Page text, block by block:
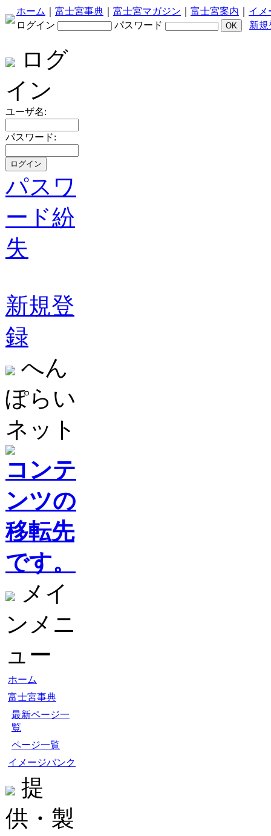
ホーム 富士宮事典 富士宮マガジン 富士宮案内
イメ
ログイン
パスワード 新規
ログ
イン
ユーザ名:
パスワード:
パスワ
ード紛
失
新規登
録
へん
ぽらい
ネット
コンテ
ンツの
移転先
です。
メイ
ンメニ
ュー
ホーム
富士宮事典
最新ページ一
覧
ページ一覧
イメージバンク
提
供・製